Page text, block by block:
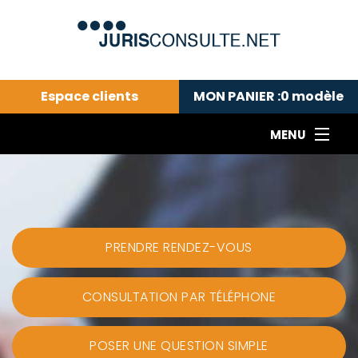
Espace clients MON PANIER :0 modèle
MENU
Le cabinet COLL
---Actualités du droit public---
Droit privé ---
Abonnement aux actualités
---Me contacter
PRENDRE RENDEZ-VOUS
CONSULTATION PAR TÉLÉPHONE
POSER UNE QUESTION SIMPLE